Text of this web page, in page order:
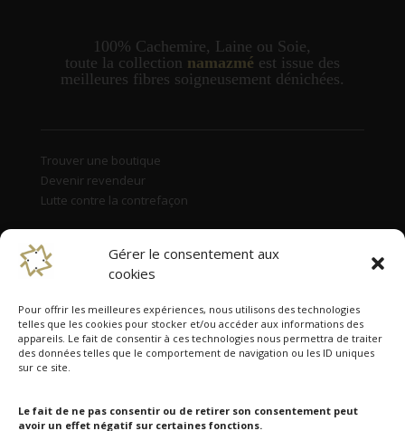
Gérer le consentement aux
cookies
Pour offrir les meilleures expériences, nous utilisons des technologies
telles que les cookies pour stocker et/ou accéder aux informations des
appareils. Le fait de consentir à ces technologies nous permettra de traiter
des données telles que le comportement de navigation ou les ID uniques
sur ce site.
Le fait de ne pas consentir ou de retirer son consentement peut
avoir un effet négatif sur certaines fonctions.
100% Cachemire, Laine ou Soie,
toute la collection namazmé est issue des
meilleures fibres soigneusement dénichées.
Trouver une boutique
Devenir revendeur
Lutte contre la contrefaçon
Sud, Danemark, Espagne, Estonie, États-Unis, Finlande,